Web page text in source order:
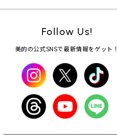
Follow Us!
美的の公式SNSで最新情報をゲット！